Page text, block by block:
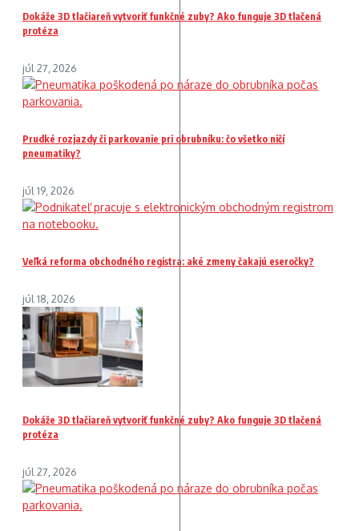
Dokáže 3D tlačiareň vytvoriť funkčné zuby? Ako funguje 3D tlačená
protéza
júl 27, 2026
Prudké rozjazdy či parkovanie pri obrubníku: čo všetko ničí
pneumatiky?
júl 19, 2026
Veľká reforma obchodného registra: aké zmeny čakajú eseročky?
júl 18, 2026
Dokáže 3D tlačiareň vytvoriť funkčné zuby? Ako funguje 3D tlačená
protéza
júl 27, 2026